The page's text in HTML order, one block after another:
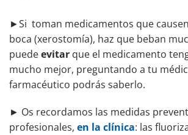
►Si toman medicamentos que
boca (xerostomía), haz que beban
puedeevitar que el medicamento
mucho mejor, preguntando a tu
farmacéutico podrás saberlo.
► Os recordamos las medidas
profesionales, en la clínica: las